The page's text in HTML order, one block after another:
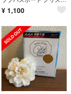
¥ 1,100